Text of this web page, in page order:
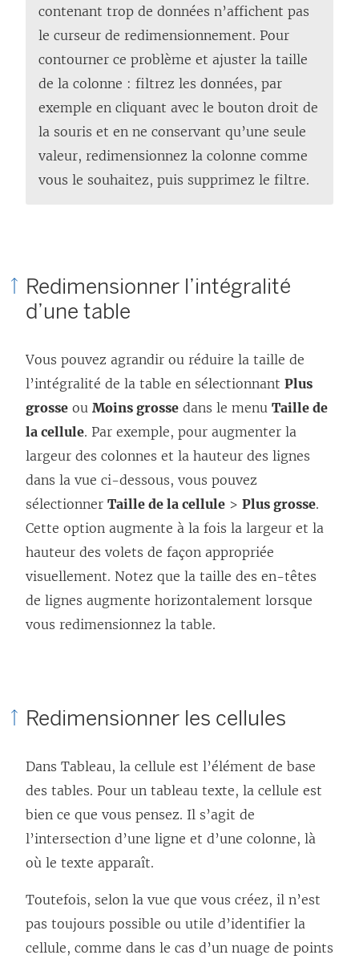
contenant trop de données n’affichent pas
le curseur de redimensionnement. Pour
contourner ce problème et ajuster la taille
de la colonne : filtrez les données, par
exemple en cliquant avec le bouton droit de
la souris et en ne conservant qu’une seule
valeur, redimensionnez la colonne comme
vous le souhaitez, puis supprimez le filtre.
Redimensionner l’intégralité
d’une table
Vous pouvez agrandir ou réduire la taille de
l’intégralité de la table en sélectionnant Plus
grosse ou Moins grosse dans le menu Taille de
la cellule. Par exemple, pour augmenter la
largeur des colonnes et la hauteur des lignes
dans la vue ci-dessous, vous pouvez
sélectionner Taille de la cellule > Plus grosse.
Cette option augmente à la fois la largeur et la
hauteur des volets de façon appropriée
visuellement. Notez que la taille des en-têtes
de lignes augmente horizontalement lorsque
vous redimensionnez la table.
Redimensionner les cellules
Dans Tableau, la cellule est l’élément de base
des tables. Pour un tableau texte, la cellule est
bien ce que vous pensez. Il s’agit de
l’intersection d’une ligne et d’une colonne, là
où le texte apparaît.
Toutefois, selon la vue que vous créez, il n’est
pas toujours possible ou utile d’identifier la
cellule, comme dans le cas d’un nuage de points